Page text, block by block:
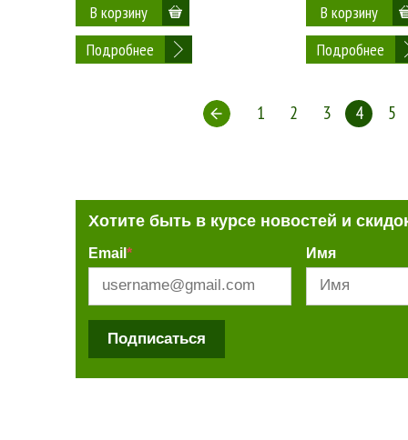
Подробнее Подробнее
1 2 3 4 5
Хотите быть в курсе новостей и
Email * Имя
Подписаться